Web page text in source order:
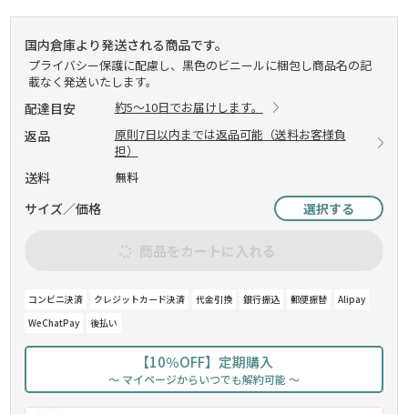
国内倉庫より発送される商品です。
プライバシー保護に配慮し、黒色のビニールに梱包し商品名の記
載なく発送いたします。
配達目安 約5～10日でお届けします。
返品
原則7日以内までは返品可能（送料お客様負
担）
送料 無料
サイズ／価格 選択する
商品をカートに入れる
コンビニ決済 クレジットカード決済 代金引換 銀行振込 郵便振替
Alipay
WeChatPay
後払い
【10％OFF】定期購入
～ マイページからいつでも解約可能 ～